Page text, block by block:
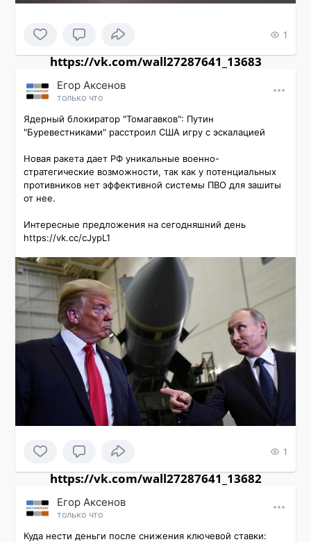
1
https://vk.com/wall27287641_13683
Εгор Αксенов
только что
Ядерный блокиратор "Томагавков": Путин
"Буревестниками" расстроил США игру с эскалацией
Новая ракета дает РФ уникальные военно-
стратегические возможности, так как у потенциальных
противников нет эффективной системы ПВО для зашиты
от нее.
Интересные предложения на сегодняшний день
https://vk.cc/cJypL1
1
https://vk.com/wall27287641_13682
Εгор Αксенов
только что
Куда нести деньги после снижения ключевой ставки: